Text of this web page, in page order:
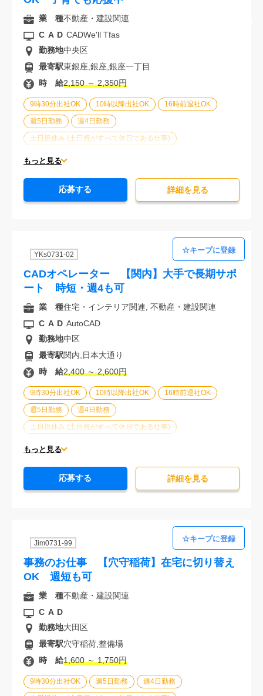
9時30分出社OK 10時以降出社OK 16時前退社OK
週5日勤務 週4日勤務
土日祝休み (土日祝がすべて休日である仕事)
平日休みあり (週に一度以上平日に休日がある仕事)
エルダー(40歳以上)応援 服装自由
駅から徒歩5分以内 オフィスが禁煙 20代活躍中
もっと見る
業 種不動産・建設関連
CAD CADWe'll Tfas
勤務地中央区
最寄駅東銀座,銀座,銀座一丁目
時 給2,150 ～ 2,350円
応募する 詳細を⾒る
YKs0731-02
CADオペレーター 【関内】大手で長期サポ
ート 時短・週4も可
9時30分出社OK 10時以降出社OK 16時前退社OK
週5日勤務 週4日勤務
土日祝休み (土日祝がすべて休日である仕事)
平日休みあり (週に一度以上平日に休日がある仕事)
エルダー(40歳以上)応援 服装自由
大手企業 駅から徒歩5分以内 オフィスが禁煙
もっと見る
業 種住宅・インテリア関連, 不動産・建設関連
CAD AutoCAD
勤務地中区
最寄駅関内,日本大通り
時 給2,400 ～ 2,600円
応募する 詳細を⾒る
Jim0731-99
事務のお仕事 【穴守稲荷】在宅に切り替え
OK 週短も可
9時30分出社OK 週5日勤務 週4日勤務
業 種不動産・建設関連
CAD
勤務地大田区
最寄駅穴守稲荷,整備場
時 給1,600 ～ 1,750円